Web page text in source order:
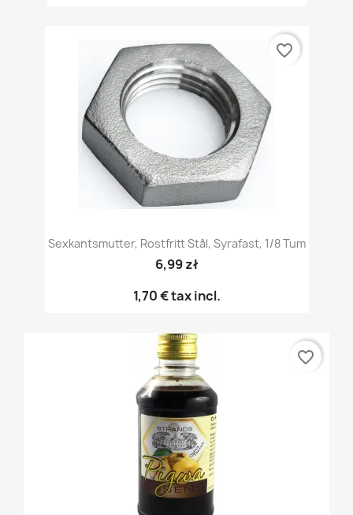
Sexkantsmutter, Rostfritt Stål, Syrafast, 1/8 Tum
6,99 zł
1,70 €tax incl.
favorite_border
favorite_border